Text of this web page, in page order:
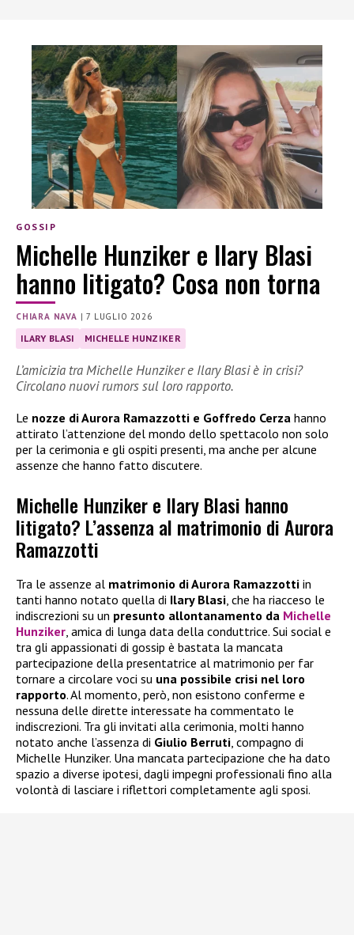
GOSSIP
Michelle Hunziker e Ilary Blasi
hanno litigato? Cosa non torna
CHIARA NAVA |7 LUGLIO 2026
ILARY BLASI MICHELLE HUNZIKER
L’amicizia tra Michelle Hunziker e Ilary Blasi è in crisi?
Circolano nuovi rumors sul loro rapporto.
Le nozze di Aurora Ramazzotti e Goffredo Cerza hanno
attirato l’attenzione del mondo dello spettacolo non solo
per la cerimonia e gli ospiti presenti, ma anche per alcune
assenze che hanno fatto discutere.
Michelle Hunziker e Ilary Blasi hanno
litigato? L’assenza al matrimonio di Aurora
Ramazzotti
Tra le assenze al matrimonio di Aurora Ramazzotti in
tanti hanno notato quella di Ilary Blasi, che ha riacceso le
indiscrezioni su un presunto allontanamento da Michelle
Hunziker, amica di lunga data della conduttrice. Sui social e
tra gli appassionati di gossip è bastata la mancata
partecipazione della presentatrice al matrimonio per far
tornare a circolare voci su una possibile crisi nel loro
rapporto. Al momento, però, non esistono conferme e
nessuna delle dirette interessate ha commentato le
indiscrezioni. Tra gli invitati alla cerimonia, molti hanno
notato anche l’assenza di Giulio Berruti, compagno di
Michelle Hunziker. Una mancata partecipazione che ha dato
spazio a diverse ipotesi, dagli impegni professionali fino alla
volontà di lasciare i riflettori completamente agli sposi.